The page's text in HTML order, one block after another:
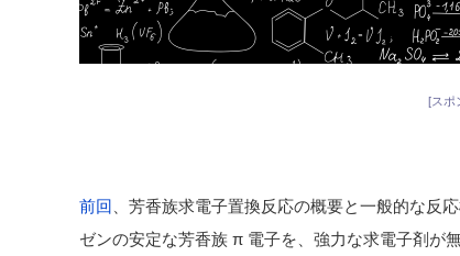
[スポ
前回 、芳香族求電子置換反応の概要と一般的な反
ゼンの安定な芳香族 π 電子を、強力な求電子剤が